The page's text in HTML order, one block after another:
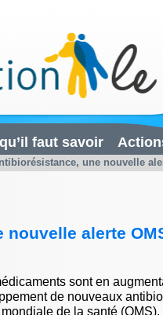
faut savoir
une nouvelle
alerte
sont en
de nouveaux
de la santé (OMS).